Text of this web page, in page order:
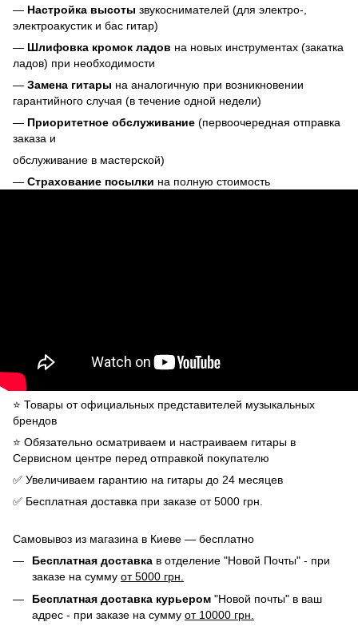
— Настройка высоты звукоснимателей (для электро-,
электроакустик и бас гитар)
— Шлифовка кромок ладов на новых инструментах (закатка
ладов) при необходимости
— Замена гитары на аналогичную при возникновении
гарантийного случая (в течение одной недели)
— Приоритетное обслуживание (первоочередная отправка
заказа и
обслуживание в мастерской)
— Страхование посылки на полную стоимость
⭐️ Товары от официальных представителей музыкальных
брендов
⭐️ Обязательно осматриваем и настраиваем гитары в
Сервисном центре перед отправкой покупателю
✅ Увеличиваем гарантию на гитары до 24 месяцев
✅ Бесплатная доставка при заказе от 5000 грн.
Самовывоз из магазина в Киеве — бесплатно
Бесплатная доставка в отделение "Новой Почты" - при
заказе на сумму от 5000 грн.
Бесплатная доставка курьером "Новой почты" в ваш
адрес - при заказе на сумму от 10000 грн.